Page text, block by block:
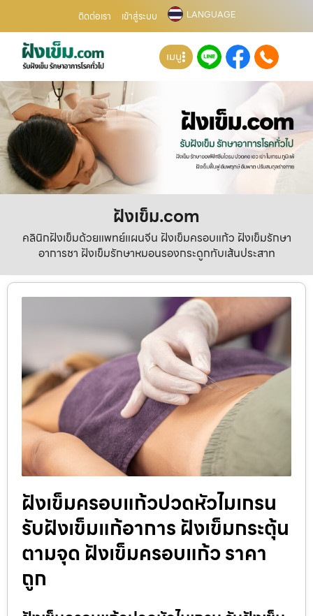
ติดต่อเรา เข้าสู่ระบบ LANGUAGE
เมนู
ฝังเข็ม.com
คลินิกฝังเข็มด้วยแพทย์แผนจีน ฝังเข็มครอบแก้ว ฝังเข็มรักษา
อาการชา ฝังเข็มรักษาหมอนรองกระดูกทับเส้นประสาท
ฝังเข็มครอบแก้วปวดหัวไมเกรน
รับฝังเข็มแก้อาการ ฝังเข็มกระตุ้น
ตามจุด ฝังเข็มครอบแก้ว ราคา
ถูก